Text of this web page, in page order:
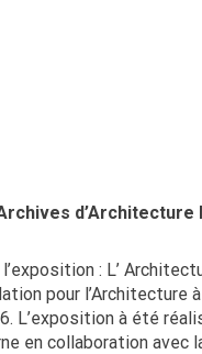
d’Architecture
: L’
pour l’Architecture
L’exposition à été
en collaboration avec